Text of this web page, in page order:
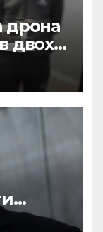
дрона
двох